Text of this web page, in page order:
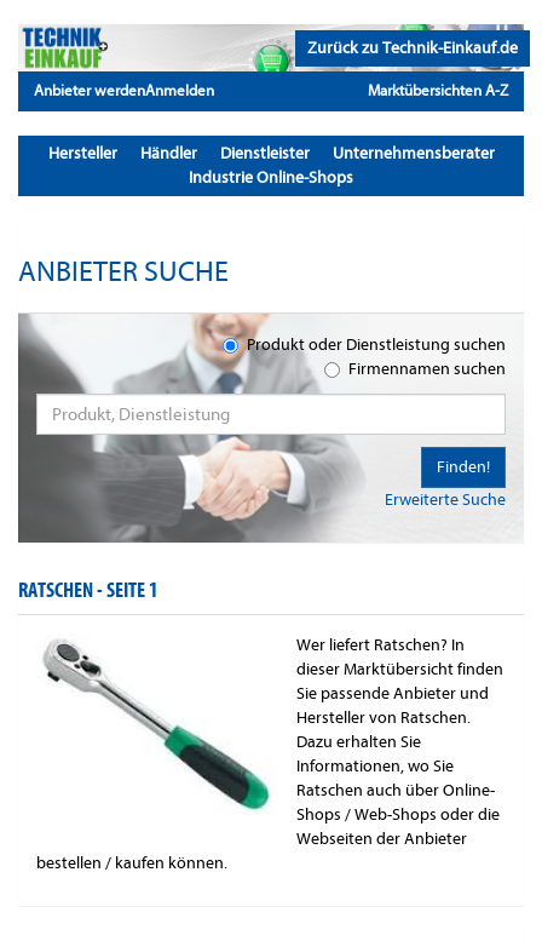
Zurück zu Technik-Einkauf.de
Anbieter werdenAnmelden Marktübersichten A-Z
Hersteller Händler Dienstleister
Unternehmensberater
Industrie Online-Shops
ANBIETER SUCHE
Produkt oder Dienstleistung suchen
Firmennamen suchen
Erweiterte Suche
Finden!
RATSCHEN -SEITE 1
Wer liefert Ratschen? In
dieser Marktübersicht finden
Sie passende Anbieter und
Hersteller von Ratschen.
Dazu erhalten Sie
Informationen, wo Sie
Ratschen auch über Online-
Shops / Web-Shops oder die
Webseiten der Anbieter
bestellen / kaufen können.